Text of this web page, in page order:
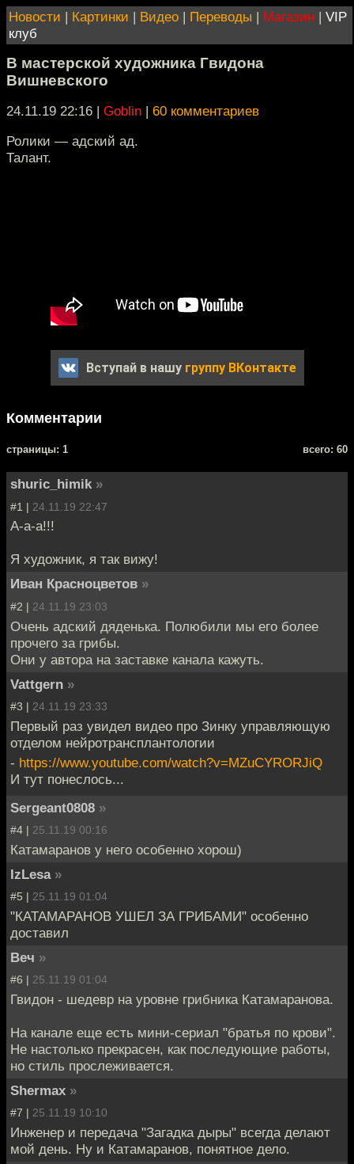
Новости | Картинки | Видео | Переводы | Магазин | VIP
клуб
В мастерской художника Гвидона
Вишневского
24.11.19 22:16 | Goblin | 60 комментариев
Ролики — адский ад.
Талант.
Вступай в нашу группу ВКонтакте
Комментарии
cтраницы: 1 всего: 60
shuric_himik »
#1 | 24.11.19 22:47
А-а-а!!!
Я художник, я так вижу!
Иван Красноцветов »
#2 | 24.11.19 23:03
Очень адский дяденька. Полюбили мы его более
прочего за грибы.
Они у автора на заставке канала кажуть.
Vattgern »
#3 | 24.11.19 23:33
Первый раз увидел видео про Зинку управляющую
отделом нейротрансплантологии
- https://www.youtube.com/watch?v=MZuCYRORJiQ
И тут понеслось...
Sergeant0808 »
#4 | 25.11.19 00:16
Катамаранов у него особенно хорош)
IzLesa »
#5 | 25.11.19 01:04
"КАТАМАРАНОВ УШЕЛ ЗА ГРИБАМИ" особенно
доставил
Веч »
#6 | 25.11.19 01:04
Гвидон - шедевр на уровне грибника Катамаранова.
На канале еще есть мини-сериал "братья по крови".
Не настолько прекрасен, как последующие работы,
но стиль прослеживается.
Shermax »
#7 | 25.11.19 10:10
Инженер и передача "Загадка дыры" всегда делают
мой день. Ну и Катамаранов, понятное дело.